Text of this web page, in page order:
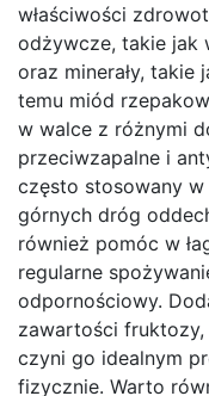
właściwości
odżywcze, takie jak
oraz minerały, takie
temu miód
w walce z różnymi
przeciwzapalne i
często stosowany
górnych dróg
również pomóc w
regularne
odpornościowy.
zawartości
czyni go idealnym
fizycznie. Warto